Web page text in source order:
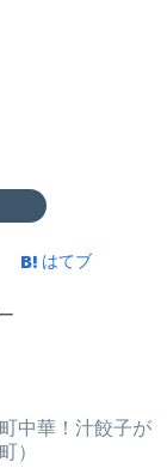
はてブ
中華！汁餃子が
）